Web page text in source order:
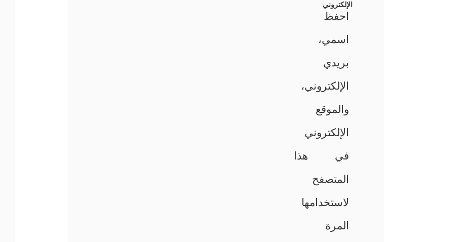
الإلكتروني
احفظ
اسمي،
بريدي
الإلكتروني،
والموقع
الإلكتروني
في هذا
المتصفح
لاستخدامها
المرة